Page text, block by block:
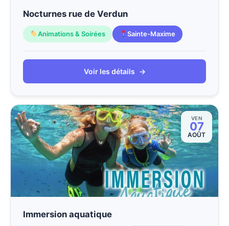
Nocturnes rue de Verdun
Animations & Soirées Sainte-Maxime
Voir les détails →
VEN
07
AOÛT
Immersion aquatique